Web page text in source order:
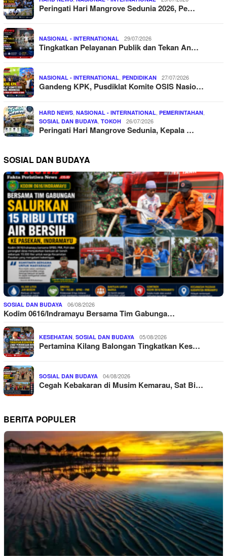
Peringati Hari Mangrove Sedunia 2026, Pe…
NASIONAL - INTERNATIONAL 29/07/2026
Tingkatkan Pelayanan Publik dan Tekan An…
NASIONAL - INTERNATIONAL, PENDIDIKAN 27/07/2026
Gandeng KPK, Pusdiklat Komite OSIS Nasio…
HARD NEWS, NASIONAL - INTERNATIONAL, PEMERINTAHAN,
SOSIAL DAN BUDAYA, TOKOH 26/07/2026
Peringati Hari Mangrove Sedunia, Kepala …
SOSIAL DAN BUDAYA
SOSIAL DAN BUDAYA 06/08/2026
Kodim 0616/Indramayu Bersama Tim Gabunga…
KESEHATAN, SOSIAL DAN BUDAYA 05/08/2026
Pertamina Kilang Balongan Tingkatkan Kes…
SOSIAL DAN BUDAYA 04/08/2026
Cegah Kebakaran di Musim Kemarau, Sat Bi…
BERITA POPULER